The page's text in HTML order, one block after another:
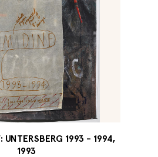
1993 - 1994,
1993